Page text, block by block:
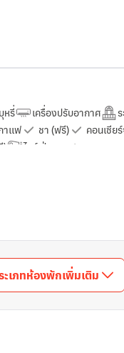
หรี่ เครื่องปรับอากาศ
าแฟ ชา (ฟรี) คอนเซีย
) ไดร์เป่าผม เจลแอล
เภทห้องพักเพิ่มเติม